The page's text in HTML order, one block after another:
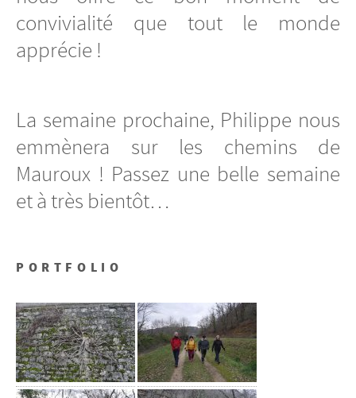
convivialité que tout le monde
apprécie !
La semaine prochaine, Philippe nous
emmènera sur les chemins de
Mauroux ! Passez une belle semaine
et à très bientôt…
PORTFOLIO